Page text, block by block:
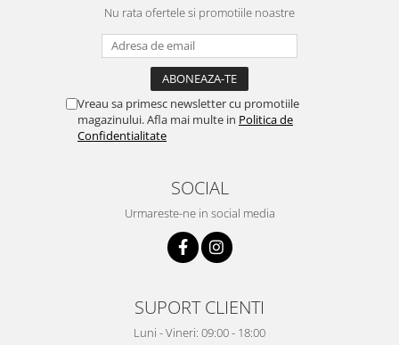
Nu rata ofertele si promotiile noastre
Vreau sa primesc newsletter cu promotiile
magazinului. Afla mai multe in Politica de
Confidentialitate
SOCIAL
Urmareste-ne in social media
SUPORT CLIENTI
Luni - Vineri: 09:00 - 18:00